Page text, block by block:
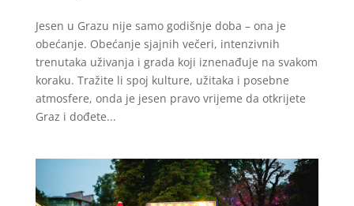
Jesen u Grazu nije samo godišnje doba – ona je
obećanje. Obećanje sjajnih večeri, intenzivnih
trenutaka uživanja i grada koji iznenađuje na svakom
koraku. Tražite li spoj kulture, užitaka i posebne
atmosfere, onda je jesen pravo vrijeme da otkrijete
Graz i dođete...